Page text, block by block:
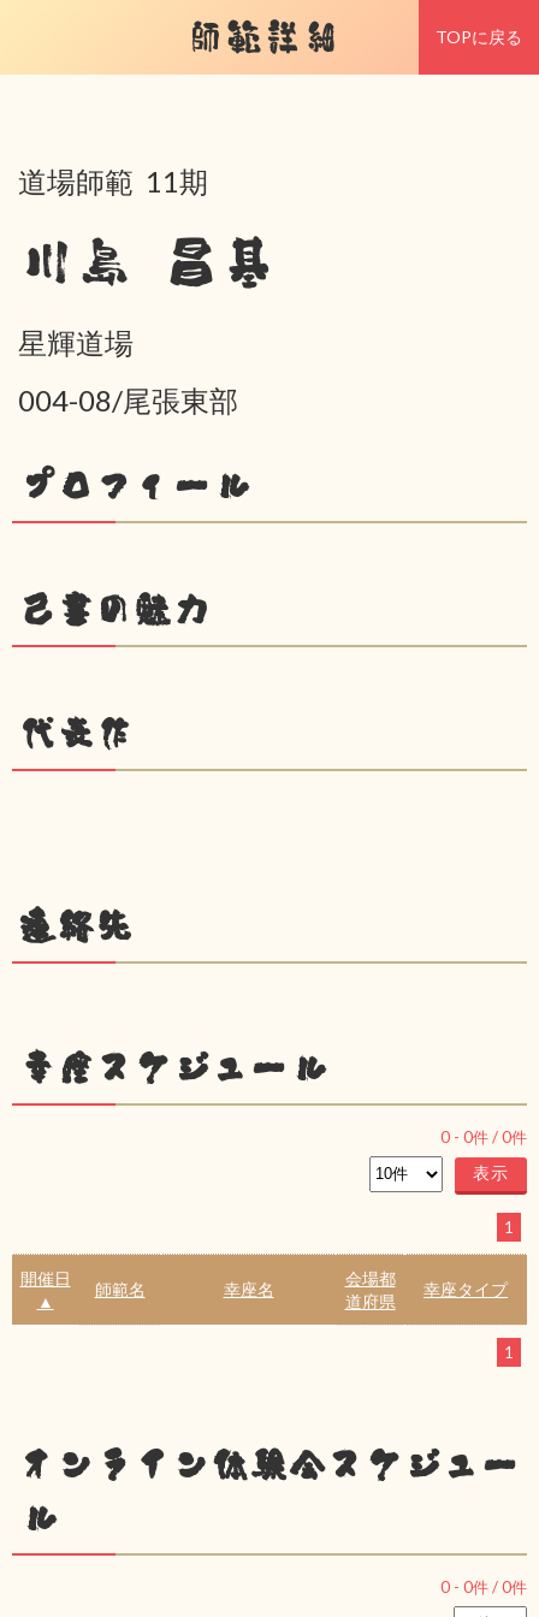
師範詳細 TOPに戻る
道場師範 11期
川島 昌基
星輝道場
004-08/尾張東部
プロフィール
己書の魅力
代表作
連絡先
幸座スケジュール
0 - 0件 /0件
1
開催日
▲
師範名 幸座名
会場都
道府県
幸座タイプ
1
オンライン体験会スケジュー
ル
0 - 0件 /0件